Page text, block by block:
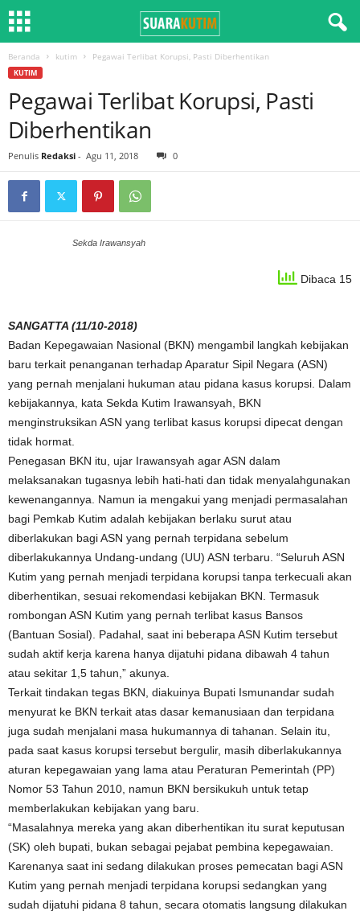
Beranda kutim Pegawai Terlibat Korupsi, Pasti Diberhentikan
KUTIM
Pegawai Terlibat Korupsi, Pasti
Diberhentikan
Penulis Redaksi - Agu 11, 2018 0
Sekda Irawansyah
Dibaca 15
SANGATTA (11/10-2018)
Badan Kepegawaian Nasional (BKN) mengambil langkah kebijakan
baru terkait penanganan terhadap Aparatur Sipil Negara (ASN)
yang pernah menjalani hukuman atau pidana kasus korupsi. Dalam
kebijakannya, kata Sekda Kutim Irawansyah, BKN
menginstruksikan ASN yang terlibat kasus korupsi dipecat dengan
tidak hormat.
Penegasan BKN itu, ujar Irawansyah agar ASN dalam
melaksanakan tugasnya lebih hati-hati dan tidak menyalahgunakan
kewenangannya. Namun ia mengakui yang menjadi permasalahan
bagi Pemkab Kutim adalah kebijakan berlaku surut atau
diberlakukan bagi ASN yang pernah terpidana sebelum
diberlakukannya Undang-undang (UU) ASN terbaru. “Seluruh ASN
Kutim yang pernah menjadi terpidana korupsi tanpa terkecuali akan
diberhentikan, sesuai rekomendasi kebijakan BKN. Termasuk
rombongan ASN Kutim yang pernah terlibat kasus Bansos
(Bantuan Sosial). Padahal, saat ini beberapa ASN Kutim tersebut
sudah aktif kerja karena hanya dijatuhi pidana dibawah 4 tahun
atau sekitar 1,5 tahun,” akunya.
Terkait tindakan tegas BKN, diakuinya Bupati Ismunandar sudah
menyurat ke BKN terkait atas dasar kemanusiaan dan terpidana
juga sudah menjalani masa hukumannya di tahanan. Selain itu,
pada saat kasus korupsi tersebut bergulir, masih diberlakukannya
aturan kepegawaian yang lama atau Peraturan Pemerintah (PP)
Nomor 53 Tahun 2010, namun BKN bersikukuh untuk tetap
memberlakukan kebijakan yang baru.
“Masalahnya mereka yang akan diberhentikan itu surat keputusan
(SK) oleh bupati, bukan sebagai pejabat pembina kepegawaian.
Karenanya saat ini sedang dilakukan proses pemecatan bagi ASN
Kutim yang pernah menjadi terpidana korupsi sedangkan yang
sudah dijatuhi pidana 8 tahun, secara otomatis langsung dilakukan